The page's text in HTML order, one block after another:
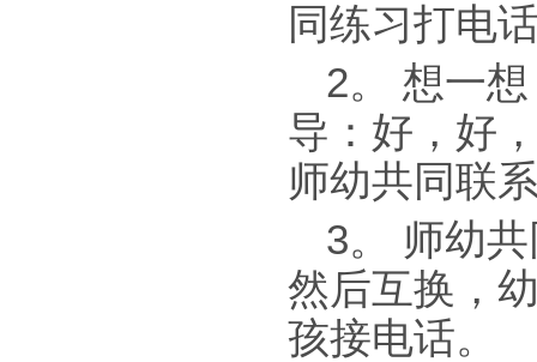
同练习打电
2。 想一
导：好，好
师幼共同联
3。 师幼
然后互换，
孩接电话。